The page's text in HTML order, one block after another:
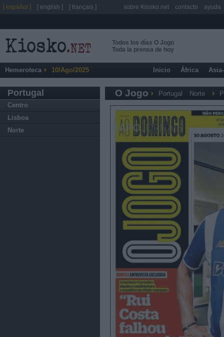
Todos los días O Jogo
Toda la prensa de hoy
Hemeroteca 10/Ago/2025 Inicio África
Portugal
Centro
Lisboa
Norte
O Jogo Portugal Norte
[ español ] [ english ] [ français ] sobre Kiosko.net contacto ayuda